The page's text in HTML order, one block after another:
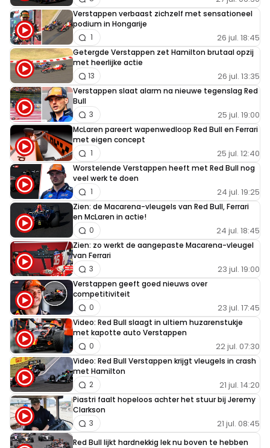
Verstappen verbaast zichzelf met sensationeel
podium in Hongarije
26 jul. 18:45
1
Getergde Verstappen zet Hamilton brutaal opzij
met heerlijke actie
26 jul. 13:35
13
Verstappen slaat alarm na nieuwe tegenslag Red
Bull
25 jul. 19:00
3
McLaren pareert wapenwedloop Red Bull en Ferrari
met eigen concept
25 jul. 12:40
1
Worstelende Verstappen heeft met Red Bull nog
veel werk te doen
24 jul. 19:25
1
Zien: de Macarena-vleugels van Red Bull, Ferrari
en McLaren in actie!
24 jul. 18:45
0
Zien: zo werkt de aangepaste Macarena-vleugel
van Ferrari
23 jul. 19:00
3
Verstappen geeft goed nieuws over
competitiviteit
23 jul. 17:45
0
Video: Red Bull slaagt in ultiem huzarenstukje
met kapotte auto Verstappen
22 jul. 07:30
0
Video: Red Bull Verstappen krijgt vleugels in crash
met Hamilton
21 jul. 14:20
2
Piastri faalt hopeloos achter het stuur bij Jeremy
Clarkson
21 jul. 08:45
3
Red Bull lijkt hardnekkig lek nu boven te hebben